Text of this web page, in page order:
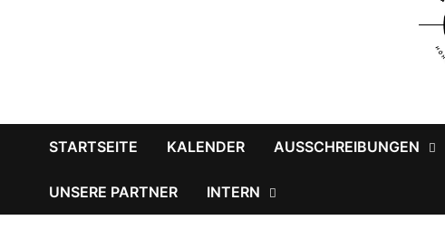
STARTSEITE KALENDER AUSSCHREIBUNGEN
UNSERE PARTNER INTERN